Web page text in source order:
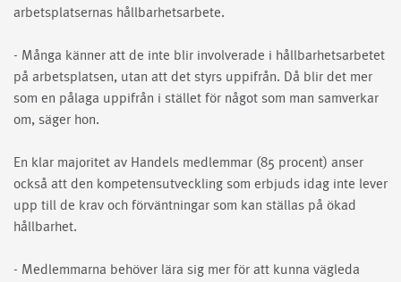
arbetsplatsernas hållbarhetsarbete.
- Många känner att de inte blir involverade i hållbarhetsarbetet
på arbetsplatsen, utan att det styrs uppifrån. Då blir det mer
som en pålaga uppifrån i stället för något som man samverkar
om, säger hon.
En klar majoritet av Handels medlemmar (85 procent) anser
också att den kompetensutveckling som erbjuds idag inte lever
upp till de krav och förväntningar som kan ställas på ökad
hållbarhet.
- Medlemmarna behöver lära sig mer för att kunna vägleda